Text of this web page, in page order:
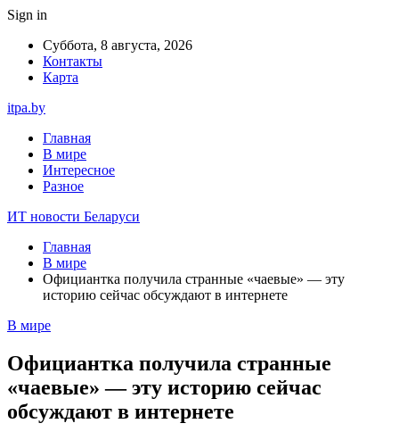
Sign in
Суббота, 8 августа, 2026
Контакты
Карта
itpa.by
Главная
В мире
Интересное
Разное
ИТ новости Беларуси
Главная
В мире
Официантка получила странные «чаевые» — эту
историю сейчас обсуждают в интернете
В мире
Официантка получила странные
«чаевые» — эту историю сейчас
обсуждают в интернете